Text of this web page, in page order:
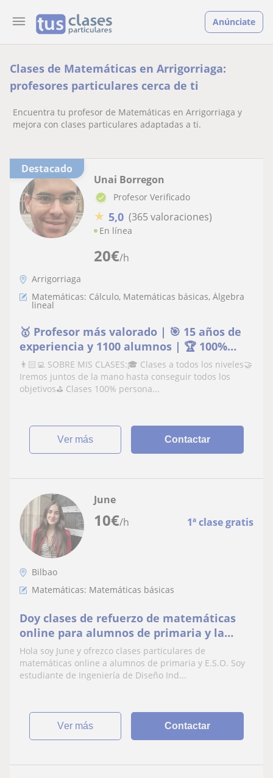
Anúnciate
Clases de Matemáticas en Arrigorriaga:
profesores particulares cerca de ti
Encuentra tu profesor de Matemáticas en Arrigorriaga y
mejora con clases particulares adaptadas a ti.
Destacado
20€/h
Unai Borregon
Profesor Verificado
★ 5,0 (365 valoraciones)
En línea
Arrigorriaga
Matemáticas: Cálculo, Matemáticas básicas, Álgebra
lineal
🥇 Profesor más valorado | 🎯 15 años de
experiencia y 1100 alumnos | 🏆 100%
aprobados
👨🏻‍💻 SOBRE MIS CLASES:🎓 Clases a todos los niveles🤝
Iremos juntos de la mano hasta conseguir todos los
objetivos⛳️ Clases 100% persona...
ver más Contactar
10€/h 1ª clase gratis
June
Bilbao
Matemáticas: Matemáticas básicas
Doy clases de refuerzo de matemáticas
online para alumnos de primaria y la
E.S.O
Hola soy June y ofrezco clases particulares de
matemáticas online a alumnos de primaria y E.S.O. Soy
estudiante de Ingeniería de Diseño Ind...
ver más Contactar